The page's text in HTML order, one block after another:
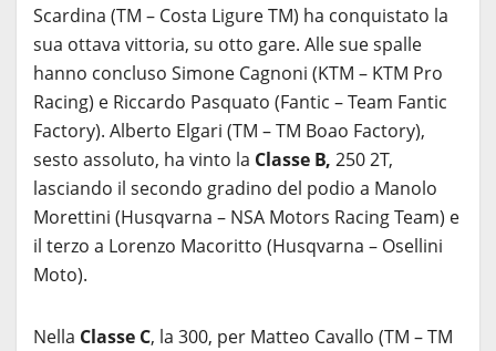
Scardina (TM – Costa Ligure TM) ha conquistato la
sua ottava vittoria, su otto gare. Alle sue spalle
hanno concluso Simone Cagnoni (KTM – KTM Pro
Racing) e Riccardo Pasquato (Fantic – Team Fantic
Factory). Alberto Elgari (TM – TM Boao Factory),
sesto assoluto, ha vinto la Classe B, 250 2T,
lasciando il secondo gradino del podio a Manolo
Morettini (Husqvarna – NSA Motors Racing Team) e
il terzo a Lorenzo Macoritto (Husqvarna – Osellini
Moto).
Nella Classe C, la 300, per Matteo Cavallo (TM – TM